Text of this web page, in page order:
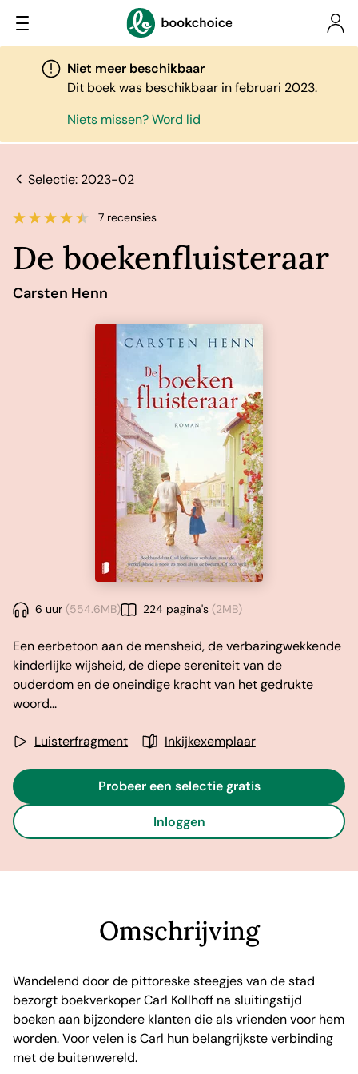
Niet meer beschikbaar
Dit boek was beschikbaar in februari 2023.
Niets missen? Word lid
Selectie: 2023-02
7 recensies
De boekenfluisteraar
Carsten Henn
6 uur (554.6MB) 224 pagina's (2MB)
Een eerbetoon aan de mensheid, de verbazingwekkende
kinderlijke wijsheid, de diepe sereniteit van de
ouderdom en de oneindige kracht van het gedrukte
woord...
Luisterfragment Inkijkexemplaar
Probeer een selectie gratis
Inloggen
Omschrijving
Wandelend door de pittoreske steegjes van de stad
bezorgt boekverkoper Carl Kollhoff na sluitingstijd
boeken aan bijzondere klanten die als vrienden voor hem
worden. Voor velen is Carl hun belangrijkste verbinding
met de buitenwereld.